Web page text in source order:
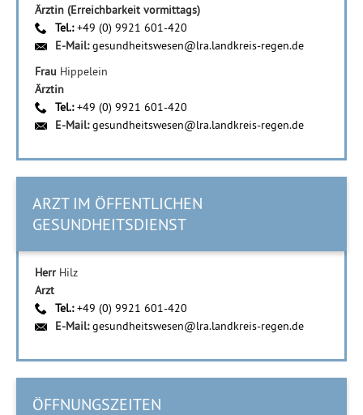
Ärztin (Erreichbarkeit vormittags)
Tel.:+49 (0) 9921 601-420
E-Mail:gesundheitswesen@lra.landkreis-regen.de
Frau Hippelein
Ärztin
Tel.:+49 (0) 9921 601-420
E-Mail:gesundheitswesen@lra.landkreis-regen.de
ARZT IM ÖFFENTLICHEN
GESUNDHEITSDIENST
Herr Hilz
Arzt
Tel.:+49 (0) 9921 601-420
E-Mail:gesundheitswesen@lra.landkreis-regen.de
ÖFFNUNGSZEITEN